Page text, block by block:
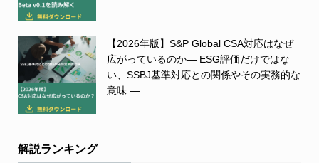
【2026年版】S&P Global CSA対応はなぜ
広がっているのか― ESG評価だけではな
い、SSBJ基準対応との関係やその実務的な
意味 ―
解説ランキング